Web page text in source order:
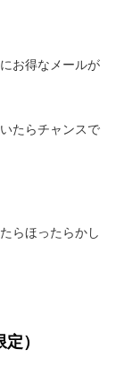
お得なメールが
いたらチャンスで
らほったらかし
）